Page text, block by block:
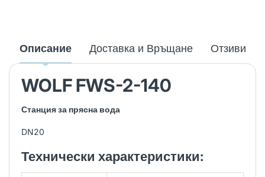
Описание Доставка и Връщане Отзиви
WOLF FWS-2-140
Станция за прясна вода
DN20
Технически характеристики: